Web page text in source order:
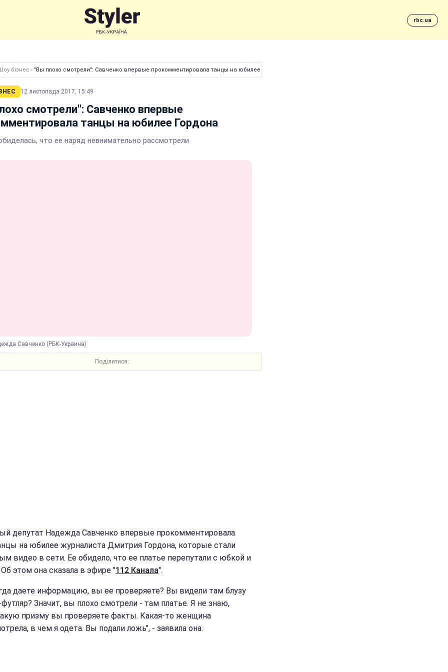
rbc.ua
бізнес › "Вы плохо смотрели": Савченко впервые прокомментировала танцы на юбилее Гордона
12 листопада 2017, 15:49
смотрели": Савченко впервые
танцы на юбилее Гордона
что ее наряд невнимательно рассмотрели
Савченко (РБК-Украина)
Поділитися:
депутат Надежда Савченко впервые прокомментировала
на юбилее журналиста Дмитрия Гордона, которые стали
видео в сети. Ее обидело, что ее платье перепутали с юбкой и
Об этом она сказала в эфире "112 Канала".
даете информацию, вы ее проверяете? Вы видели там блузу
Значит, вы плохо смотрели - там платье. Я не знаю,
призму вы проверяете факты. Какая-то женщина
в чем я одета. Вы подали ложь", - заявила она.